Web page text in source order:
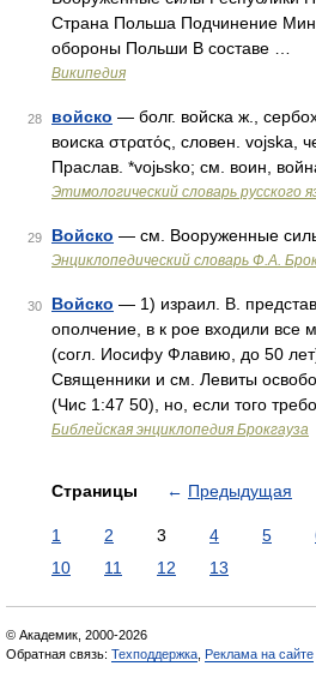
Страна Польша Подчинение
обороны Польши В составе …
Википедия
28 войско — болг. войска ж.,
воиска στρατός, словен. vojska,
Праслав. *vojьsko; см. воин,
Этимологический словарь русского
29 Войско — см. Вооруженные
Энциклопедический словарь Ф.А.
30 Войско — 1) израил. В.
ополчение, в к рое входили все
(согл. Иосифу Флавию, до 50
Священники и см. Левиты
(Чис 1:47 50), но, если того
Библейская энциклопедия Брокгауза
Страницы ← Предыдущая
1 2 3 4 5
10
11 12 13
© Академик, 2000-2026
Обратная связь: Техподдержка Реклама на сайте